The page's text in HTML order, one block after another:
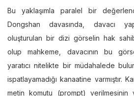
Bu yaklaşımla paralel bir
Dongshan davasında, davacı
oluşturulan bir dizi görselin hak
olup mahkeme, davacının bu
yaratıcı nitelikte bir müdahalede
ispatlayamadığı kanaatine varmıştır.
metin komutu (prompt)